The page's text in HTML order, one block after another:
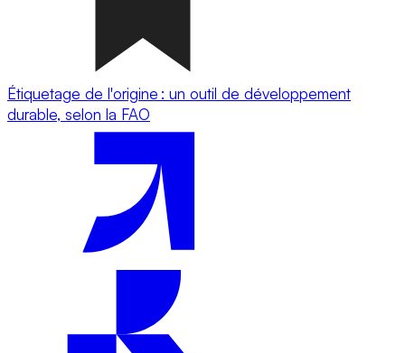
Étiquetage de l'origine : un outil de développement
durable, selon la FAO